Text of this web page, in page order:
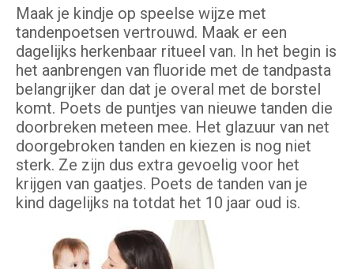
Maak je kindje op speelse wijze met
tandenpoetsen vertrouwd. Maak er een
dagelijks herkenbaar ritueel van. In het begin is
het aanbrengen van fluoride met de tandpasta
belangrijker dan dat je overal met de borstel
komt. Poets de puntjes van nieuwe tanden die
doorbreken meteen mee. Het glazuur van net
doorgebroken tanden en kiezen is nog niet
sterk. Ze zijn dus extra gevoelig voor het
krijgen van gaatjes. Poets de tanden van je
kind dagelijks na totdat het 10 jaar oud is.